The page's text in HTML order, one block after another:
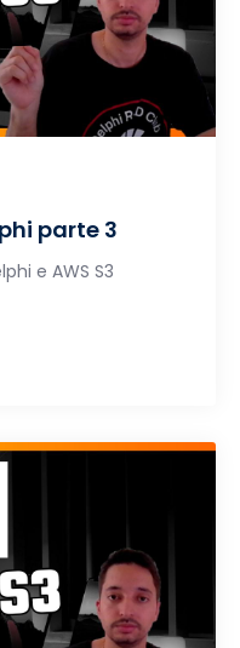
parte 3
e AWS S3